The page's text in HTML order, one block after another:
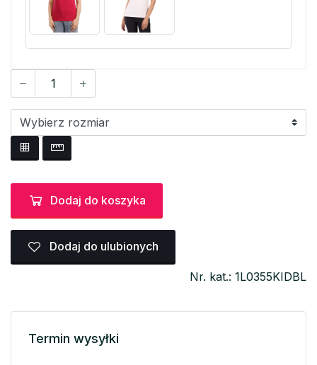
Dodaj do koszyka
Dodaj do ulubionych
Nr. kat.: 1L0355KIDBL
Termin wysyłki